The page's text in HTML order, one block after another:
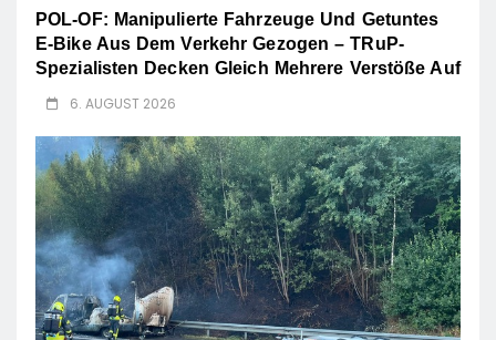
POL-OF: Manipulierte Fahrzeuge Und Getuntes
E-Bike Aus Dem Verkehr Gezogen – TRuP-
Spezialisten Decken Gleich Mehrere Verstöße Auf
6. AUGUST 2026